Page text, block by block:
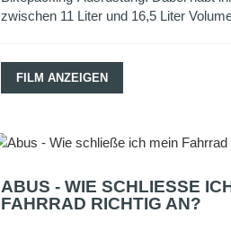
zwischen 11 Liter und 16,5 Liter
FILM ANZEIGEN
ABUS - WIE SCHLIESSE ICH
AHRRAD RICHTIG AN?